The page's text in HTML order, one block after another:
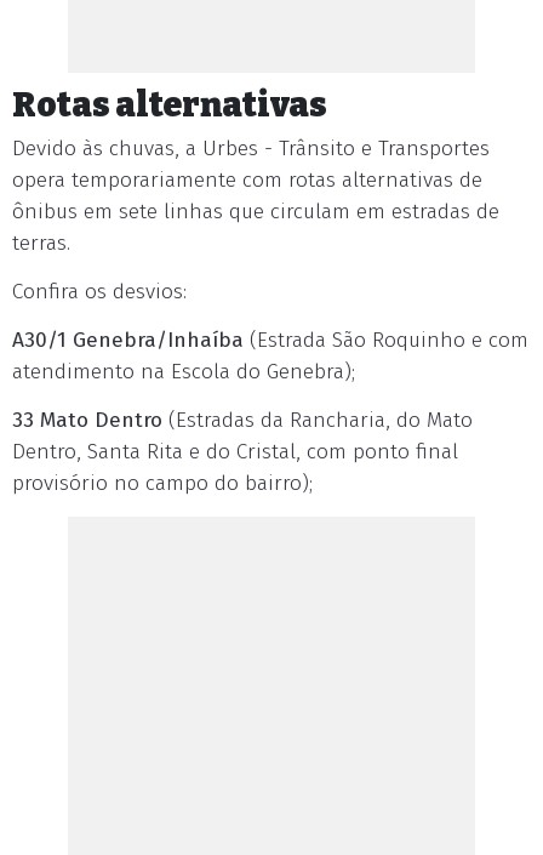
Rotas alternativas
Devido às chuvas, a Urbes - Trânsito e Transportes
opera temporariamente com rotas alternativas de
ônibus em sete linhas que circulam em estradas de
terras.
Confira os desvios:
A30/1 Genebra/Inhaíba (Estrada São Roquinho e com
atendimento na Escola do Genebra);
33 Mato Dentro (Estradas da Rancharia, do Mato
Dentro, Santa Rita e do Cristal, com ponto final
provisório no campo do bairro);